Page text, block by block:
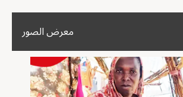
معرض الصور